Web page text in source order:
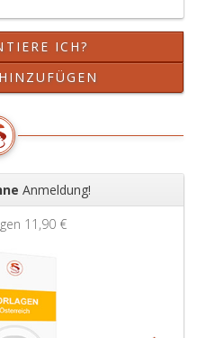
ICH?
Anmeldung!
11,90 €